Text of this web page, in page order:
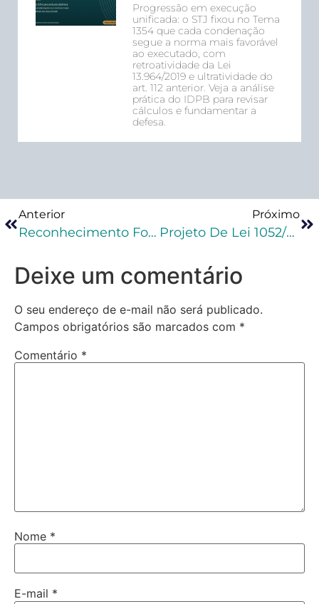
Progressão em execução
unificada: o STJ fixou no Tema
1354 que cada condenação
segue a norma mais favorável
ao executado, com
retroatividade da Lei
13.964/2019 e ultratividade do
art. 112 anterior. Veja a análise
prática do IDPB para revisar
cálculos e fundamentar a
defesa.
Anterior
Reconhecimento Fotográfico Pode Ser Usado Como Prova?
Próximo
Projeto De Lei 1052/22 Prevê Nova Forma De Prisão Em Flagrante
Deixe um comentário
O seu endereço de e-mail não será publicado.
Campos obrigatórios são marcados com *
Comentário *
Nome *
E-mail *